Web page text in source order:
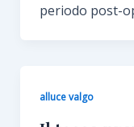
periodo post-
alluce valgo